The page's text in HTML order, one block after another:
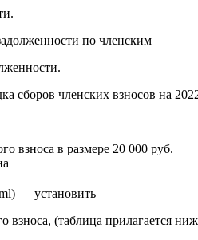
по членским
членских взносов на
взноса в размере 20 000 руб.
установить
взноса, (таблица прилагается